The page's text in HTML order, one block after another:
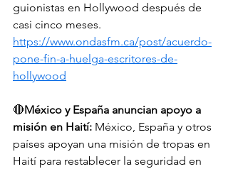
guionistas en Hollywood después de
casi cinco meses.
https://www.ondasfm.ca/post/acuerdo-
pone-fin-a-huelga-escritores-de-
hollywood
🔴México y España anuncian apoyo a
misión en Haití: México, España y otros
países apoyan una misión de tropas en
Haití para restablecer la seguridad en